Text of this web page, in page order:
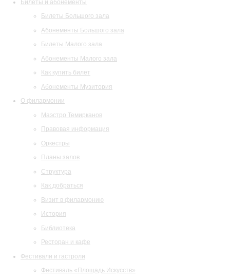
Билеты и абонементы
Билеты Большого зала
Абонементы Большого зала
Билеты Малого зала
Абонементы Малого зала
Как купить билет
Абонементы Музитория
О филармонии
Маэстро Темирканов
Правовая информация
Оркестры
Планы залов
Структура
Как добраться
Визит в филармонию
История
Библиотека
Ресторан и кафе
Фестивали и гастроли
Фестиваль «Площадь Искусств»